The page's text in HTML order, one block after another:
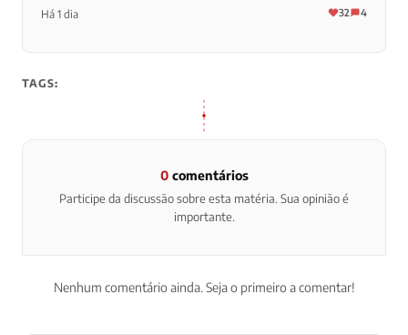
Há 1 dia 32 4
TAGS:
0comentários
Participe da discussão sobre esta matéria. Sua opinião é
importante.
Nenhum comentário ainda. Seja o primeiro a comentar!